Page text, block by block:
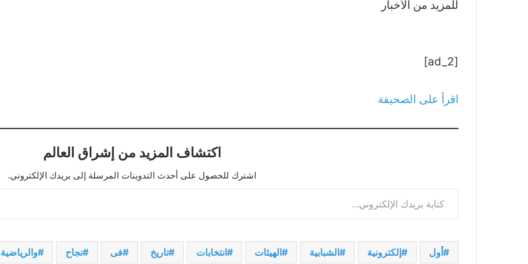
للمزيد من الأخبار
[ad_2]
اقرأ على الصحيفة
اكتشاف المزيد من إشراق العالم
اشترك للحصول على أحدث التدوينات المرسلة إلى بريدك الإلكتروني.
كتابة بريدك الإلكتروني...
أول إلكترونية الشبابية الهيئات انتخابات تاريخ فى نجاح والرياضية